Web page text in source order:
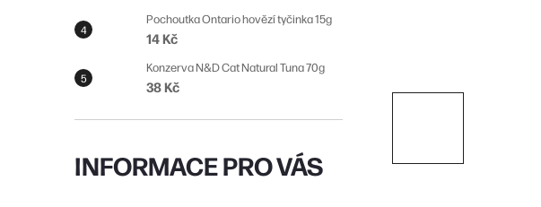
í
p
a
n
e
l
Pochoutka Ontario hovězí tyčinka 15g
14 Kč
Konzerva N&D Cat Natural Tuna 70g
38 Kč
INFORMACE PRO VÁS